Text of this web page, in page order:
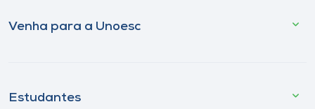
Venha para a Unoesc
Estudantes